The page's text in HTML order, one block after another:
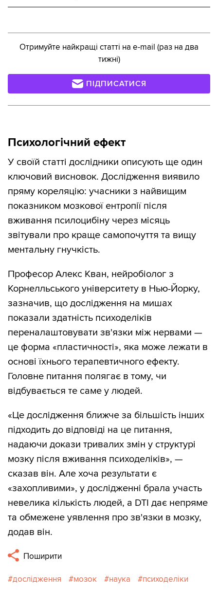
Отримуйте найкращі статті на e-mail (раз на два
тижні)
ПІДПИСАТИСЯ
Психологічний ефект
У своїй статті дослідники описують ще один
ключовий висновок. Дослідження виявило
пряму кореляцію: учасники з найвищим
показником мозкової ентропії після
вживання псилоцибіну через місяць
звітували про краще самопочуття та вищу
ментальну гнучкість.
Професор Алекс Кван, нейробіолог з
Корнелльського університету в Нью-Йорку,
зазначив, що дослідження на мишах
показали здатність психоделіків
переналаштовувати зв'язки між нервами —
це форма «пластичності», яка може лежати в
основі їхнього терапевтичного ефекту.
Головне питання полягає в тому, чи
відбувається те саме у людей.
«Це дослідження ближче за більшість інших
підходить до відповіді на це питання,
надаючи докази тривалих змін у структурі
мозку після вживання психоделіків», —
сказав він. Але хоча результати є
«захопливими», у дослідженні брала участь
невелика кількість людей, а DTI дає непряме
та обмежене уявлення про зв'язки в мозку,
додав він.
Поширити
дослідження мозок наука психоделіки